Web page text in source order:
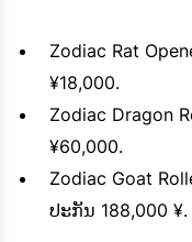
Zodiac Rat
¥18,000.
Zodiac Dragon
¥60,000.
Zodiac Goat
ປະກັນ 188,000 ¥.